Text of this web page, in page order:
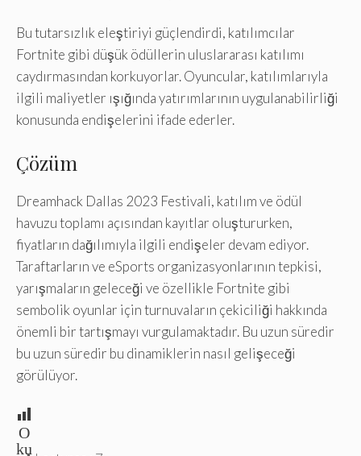
Bu tutarsızlık eleştiriyi güçlendirdi, katılımcılar
Fortnite gibi düşük ödüllerin uluslararası katılımı
caydırmasından korkuyorlar. Oyuncular, katılımlarıyla
ilgili maliyetler ışığında yatırımlarının uygulanabilirliği
konusunda endişelerini ifade ederler.
Çözüm
Dreamhack Dallas 2023 Festivali, katılım ve ödül
havuzu toplamı açısından kayıtlar oluştururken,
fiyatların dağılımıyla ilgili endişeler devam ediyor.
Taraftarların ve eSports organizasyonlarının tepkisi,
yarışmaların geleceği ve özellikle Fortnite gibi
sembolik oyunlar için turnuvaların çekiciliği hakkında
önemli bir tartışmayı vurgulamaktadır. Bu uzun süredir
bu uzun süredir bu dinamiklerin nasıl gelişeceği
görülüyor.
O
ku